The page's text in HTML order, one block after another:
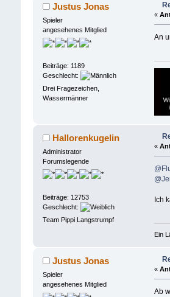
Justus Jonas
Spieler
angesehenes Mitglied
Beiträge: 1189
Geschlecht:
Drei Fragezeichen,
Wassermänner
«
An
Hallorenkugelin
Administrator
Forumslegende
Beiträge: 12753
Geschlecht:
Team Pippi Langstrumpf
«
Ich
Ein
Justus Jonas
Spieler
angesehenes Mitglied
«
Ab